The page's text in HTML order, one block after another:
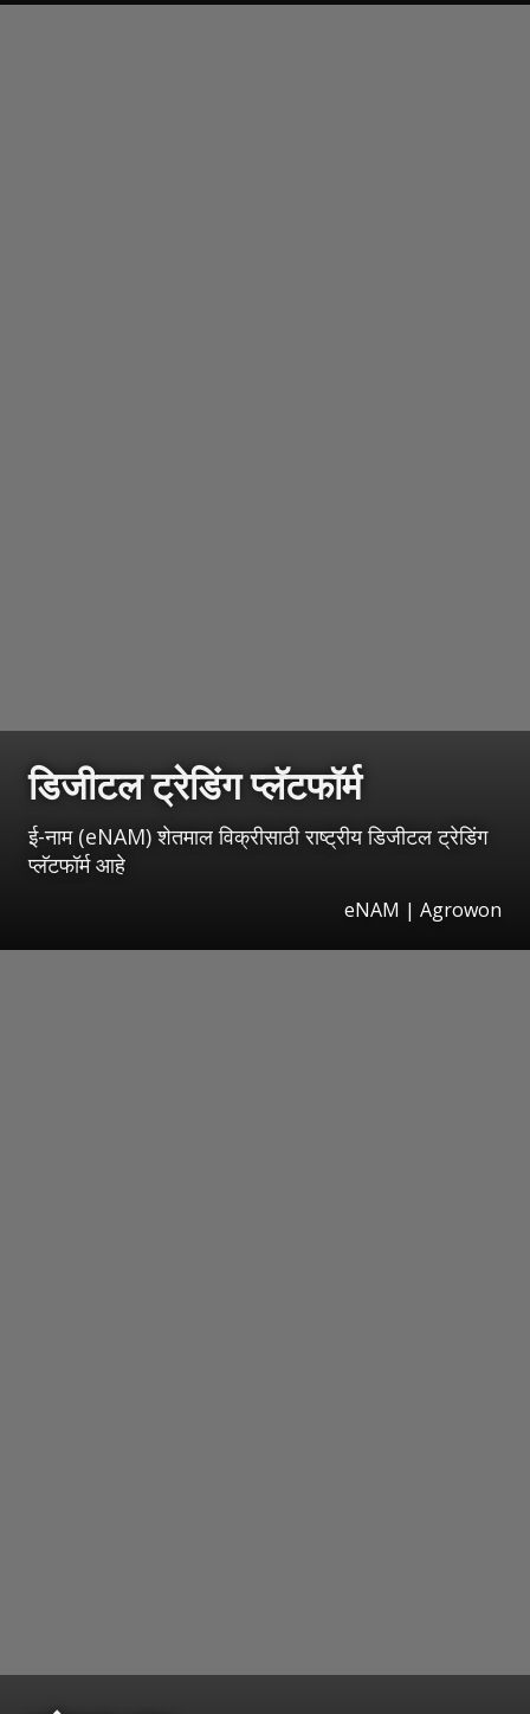
डिजीटल ट्रेडिंग प्लॅटफॉर्म
ई-नाम (eNAM) शेतमाल विक्रीसाठी राष्ट्रीय डिजीटल ट्रेडिंग
प्लॅटफॉर्म आहे
eNAM | Agrowon